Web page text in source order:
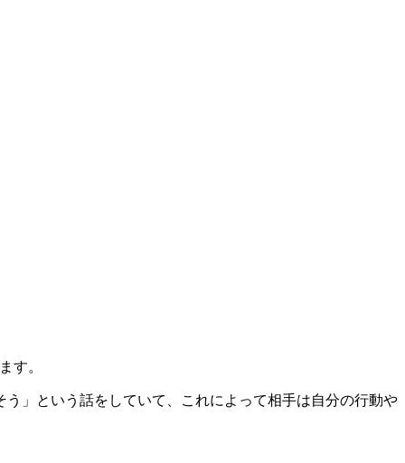
す。
う」という話をしていて、これによって相手は自分の行動や